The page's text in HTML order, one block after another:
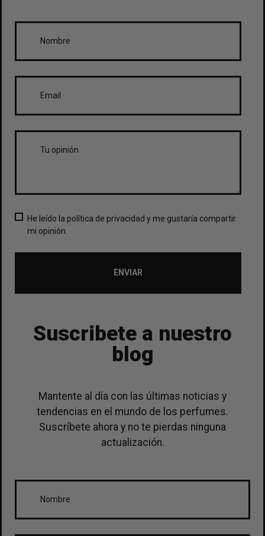
He leído la política de privacidad y me gustaría compartir
mi opinión.
ENVIAR
Suscribete a nuestro
blog
Mantente al día con las últimas noticias y
tendencias en el mundo de los perfumes.
Suscríbete ahora y no te pierdas ninguna
actualización.